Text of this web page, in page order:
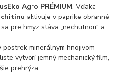
Agro PRÉMIUM. Vďaka
chitínu aktivuje v paprike obranné
pre hmyz stáva „nechutnou“ a
postrek minerálnym hnojivom
vytvorí jemný mechanický film,
prehrýza.